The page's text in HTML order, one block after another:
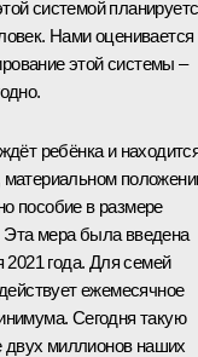
системой
Нами оценивается
этой системы –
ребёнка и
пособие в размере
Эта мера была введена
2021 года. Для семей
ежемесячное
Сегодня такую
миллионов наших